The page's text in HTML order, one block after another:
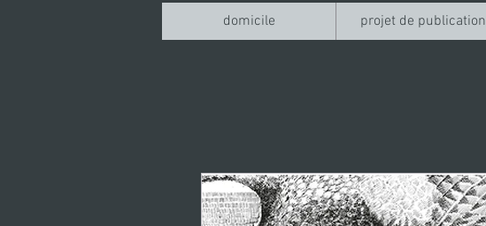
domicile projet de publication